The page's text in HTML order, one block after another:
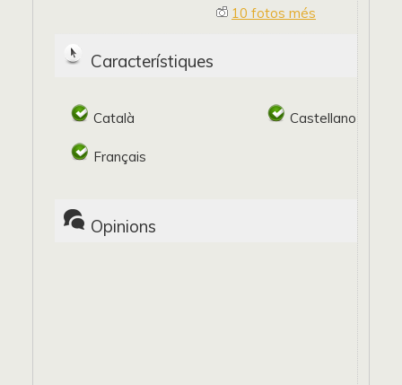
10 fotos més
Característiques
Català Castellano
Français
Opinions